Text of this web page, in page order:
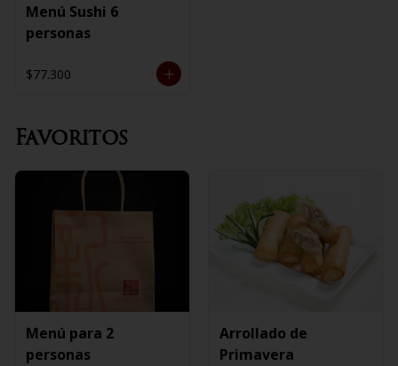
Menú Sushi 6
personas
$77.300
Favoritos
Menú para 2
personas
Arrollado de
Primavera